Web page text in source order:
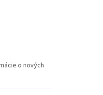
o nových